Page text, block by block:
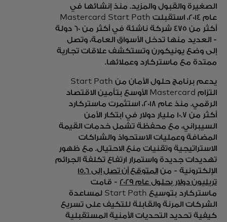
الصغيرة والقبول والمزيد. منذ إنشائها في
عام 2014، استقبلت Mastercard Start Path
أكثر من 475 شركة ناشئة في أكثر من 60 دولة
- العديد منها تدخل الأسواق العامة، وتصل
إلى وضع يونيكورن وتستكشف علاقات تجارية
ممتدة مع ماستركارد وعملائها.
يدعم برنامج حلول الأمان من Start Path
التزام Mastercard الأوسع بتأمين الاقتصاد
الرقمي. منذ عام 2018، استثمرت ماستركارد
أكثر من 10.7 مليار دولار في ابتكار الأمن
السيبراني، مع محفظة تشمل خدمات القيمة
المضافة وعمليات الاستحواذ والشراكات
الاستراتيجية وتقنيات منع الاحتيال. مع ظهور
تهديدات جديدة واستمرار ارتفاع تكلفة الجرائم
الإلكترونية - من
المتوقع أن تصل إلى 15.6
تريليون دولار بحلول عام 2029
- قامت
ماستركارد بتوسيع Start Path لمساعدة
الشركات المرنة والقابلة للتكيف على تسريع
كيفية تحديد التحديات الأمنية المستقبلية